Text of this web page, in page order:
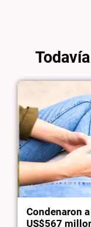
Condenaron
US$567